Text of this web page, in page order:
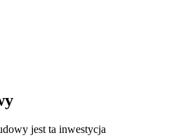
jest ta inwestycja